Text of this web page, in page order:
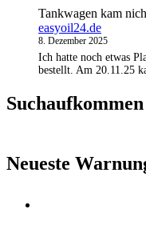
Tankwagen kam
easyoil24.de
8. Dezember 2025
Ich hatte noch etwas
bestellt. Am 20.11.25
Neueste